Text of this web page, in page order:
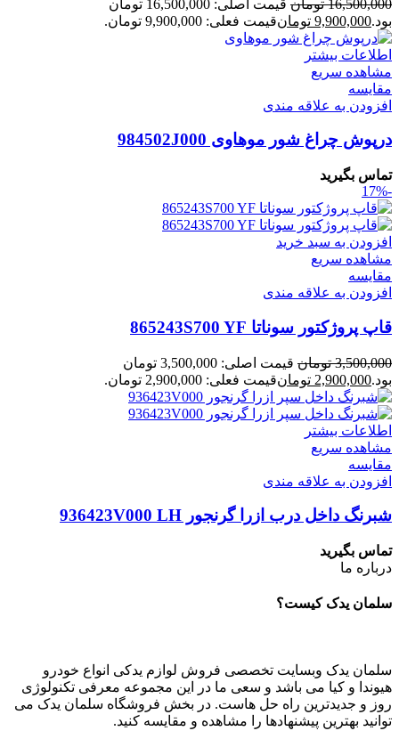
16,500,000 تومان
قیمت اصلی: 16,500,000 تومان
بود.9,900,000 تومانقیمت فعلی: 9,900,000 تومان.
اطلاعات بیشتر
مشاهده سریع
مقایسه
افزودن به علاقه مندی
درپوش چراغ شور موهاوی 984502J000
تماس بگیرید
-17%
افزودن به سبد خرید
مشاهده سریع
مقایسه
افزودن به علاقه مندی
قاپ پروژکتور سوناتا 865243S700 YF
3,500,000 تومان
قیمت اصلی: 3,500,000 تومان
بود.2,900,000 تومانقیمت فعلی: 2,900,000 تومان.
اطلاعات بیشتر
مشاهده سریع
مقایسه
افزودن به علاقه مندی
شبرنگ داخل درب ازرا گرنجور 936423V000 LH
تماس بگیرید
درباره ما
سلمان یدک کیست؟
سلمان یدک وبسایت تخصصی فروش لوازم یدکی انواع خودرو
هیوندا و کیا می باشد و سعی ما در این مجموعه معرفی تکنولوژی
روز و جدیدترین راه حل هاست. در بخش فروشگاه سلمان یدک می
توانید بهترین پیشنهادها را مشاهده و مقایسه کنید.